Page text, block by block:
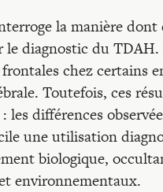
la manière
diagnostic du
chez certains
Toutefois, ces
différences
une utilisation
biologique,
environnementaux.